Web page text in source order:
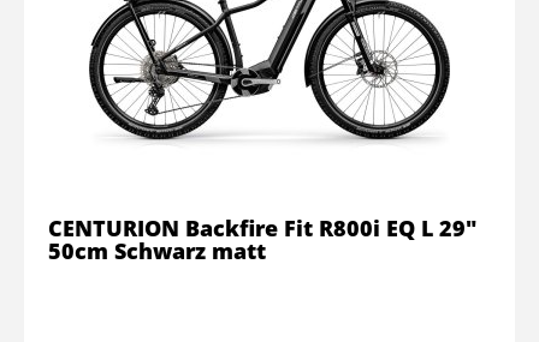
CENTURION Backfire Fit R800i EQ L 29"
50cm Schwarz matt